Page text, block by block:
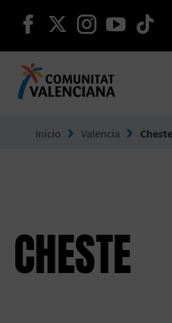
seguir en
seguir en
seguir
Inicio Valencia Cheste
CHESTE